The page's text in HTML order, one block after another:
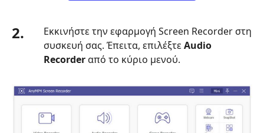
2.
Εκκινήστε την εφαρμογή Screen Recorder στη
συσκευή σας. Έπειτα, επιλέξτεAudio
Recorderαπό το κύριο μενού.